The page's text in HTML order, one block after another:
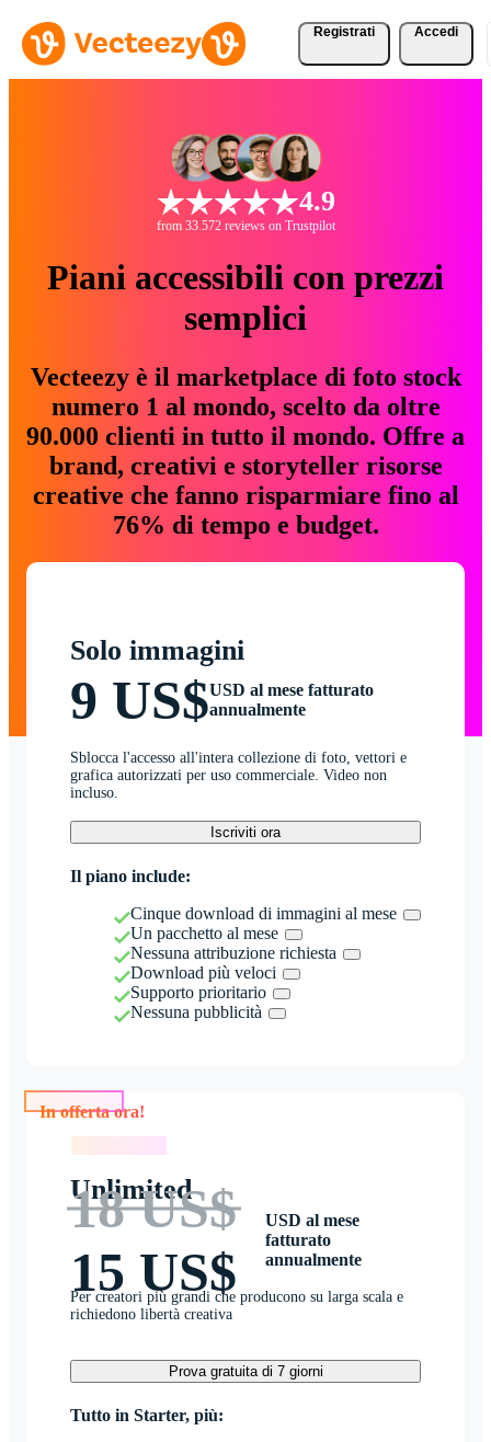
Registrati Accedi
4.9
from 33.572 reviews on Trustpilot
Piani accessibili con prezzi
semplici
Vecteezy è il marketplace di foto stock
numero 1 al mondo, scelto da oltre
90.000 clienti in tutto il mondo. Offre a
brand, creativi e storyteller risorse
creative che fanno risparmiare fino al
76% di tempo e budget.
Solo immagini
9 US$USD al mese fatturato
annualmente
Sblocca l'accesso all'intera collezione di foto, vettori e
grafica autorizzati per uso commerciale. Video non
incluso.
Iscriviti ora
Il piano include:
Cinque download di immagini al mese
Un pacchetto al mese
Nessuna attribuzione richiesta
Download più veloci
Supporto prioritario
Nessuna pubblicità
Unlimited
18 US$
15 US$
USD al mese
fatturato
annualmente
Per creatori più grandi che producono su larga scala e
richiedono libertà creativa
Prova gratuita di 7 giorni
Tutto in Starter, più: